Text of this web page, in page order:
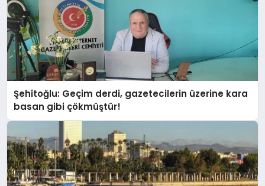
Şehitoğlu: Geçim derdi, gazetecilerin üzerine kara
basan gibi çökmüştür!